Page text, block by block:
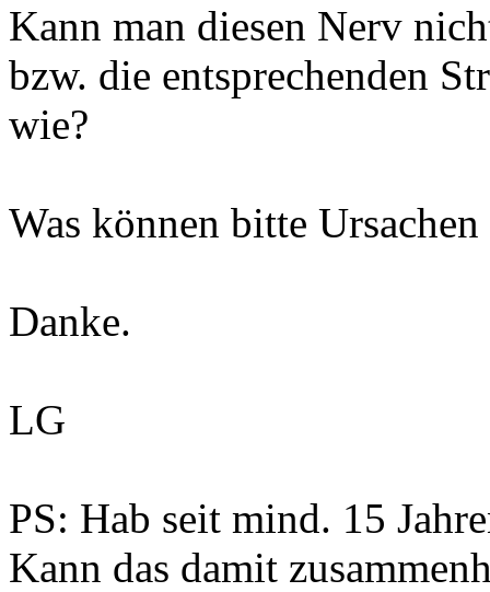
Kann man diesen Nerv
bzw. die entsprechenden
wie?
Was können bitte
Danke.
LG
PS: Hab seit mind. 15
Kann das damit